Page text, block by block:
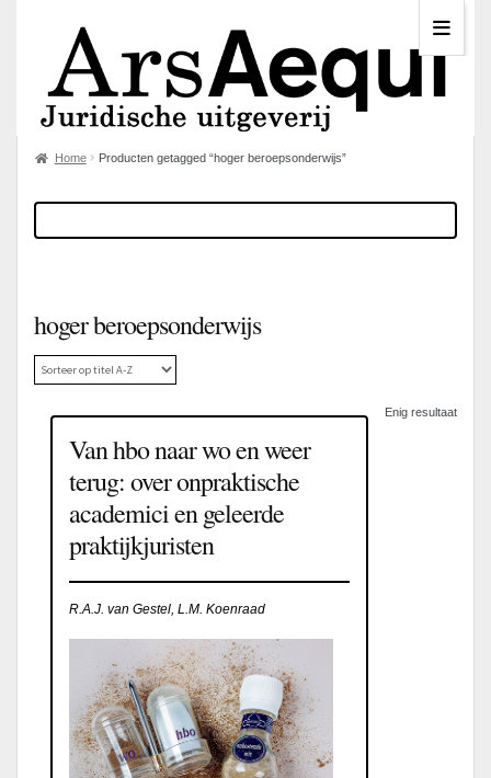
Home Producten getagged “hoger beroepsonderwijs”
hoger beroepsonderwijs
Enig resultaat
Van hbo naar wo en weer
terug: over onpraktische
academici en geleerde
praktijkjuristen
R.A.J. van Gestel, L.M. Koenraad